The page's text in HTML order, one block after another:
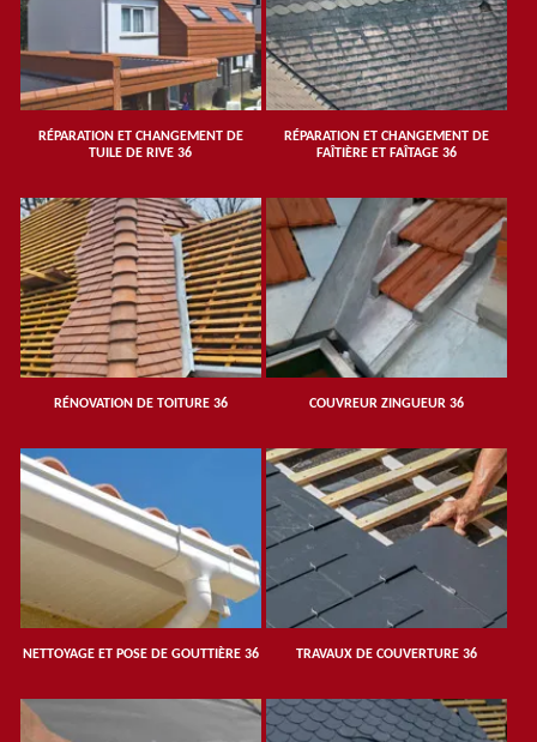
RÉPARATION ET CHANGEMENT DE
TUILE DE RIVE 36
RÉPARATION ET CHANGEMENT DE
FAÎTIÈRE ET FAÎTAGE 36
RÉNOVATION DE TOITURE 36 COUVREUR ZINGUEUR 36
NETTOYAGE ET POSE DE GOUTTIÈRE 36 TRAVAUX DE COUVERTURE 36